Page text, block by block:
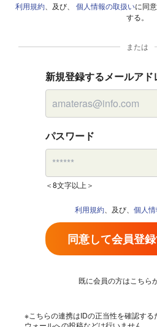
利用規約、及び、 個人情報の取扱いに同
する。
または
新規登録するメールアド
パスワード
＜8文字以上＞
利用規約 、及び、 個人
同意して会員登
既に会員の方はこちら
※こちらの連携はIDの正当性を確認する
ウォールへの投稿などは行いません。